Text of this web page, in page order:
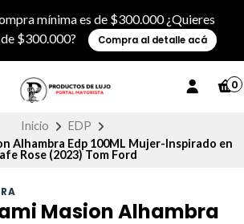
mínima es de $300.000 ¿Quieres
$300.000?
Compra al detalle acá
0
Inicio
EDP
Alhambra Edp 100ML Mujer-Inspirado en
Rose (2023) Tom Ford
Masion Alhambra